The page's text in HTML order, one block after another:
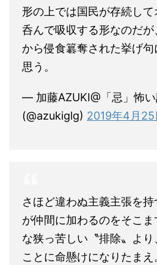
形の上では国民が存続し
呑んで吸収する形なのだ
から侵食簒奪された挙げ句
思う。
— 加藤AZUKI@「忌」怖
(@azukiglg) 2019年4月25
さほど違わぬ主義主張を
が仲間に加わるのをそこ
な狭っ苦しい〝排除〟よ
ことに命懸けになりたま